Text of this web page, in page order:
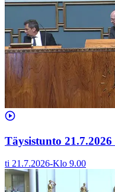
Täysistunto
ti 21.7.2026-Klo 9.00